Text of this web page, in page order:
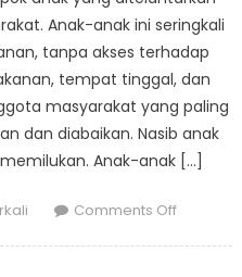
Selatan
Anak-anak ini seringkali
tanpa akses terhadap
tempat tinggal, dan
masyarakat yang paling
dan diabaikan. Nasib anak
Anak-anak […]
Comments Offon